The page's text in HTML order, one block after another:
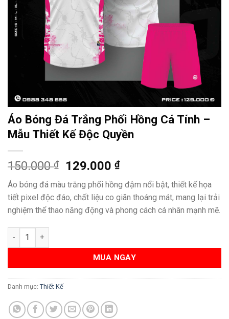
Áo Bóng Đá Trắng Phối Hồng Cá Tính –
Mẫu Thiết Kế Độc Quyền
150.000₫
Giá
gốc
là:
150.000 ₫.
129.000₫Giá
hiện
tại
là:
129.000 ₫.
Áo bóng đá màu trắng phối hồng đậm nổi bật, thiết kế họa
tiết pixel độc đáo, chất liệu co giãn thoáng mát, mang lại trải
nghiệm thể thao năng động và phong cách cá nhân mạnh mẽ.
Áo Bóng Đá Trắng Phối Hồng Cá Tính – Mẫu Thiết Kế Độc
MUA NGAY
Danh mục: Thiết Kế